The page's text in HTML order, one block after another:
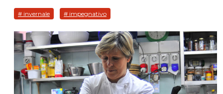
# invernale # impegnativo